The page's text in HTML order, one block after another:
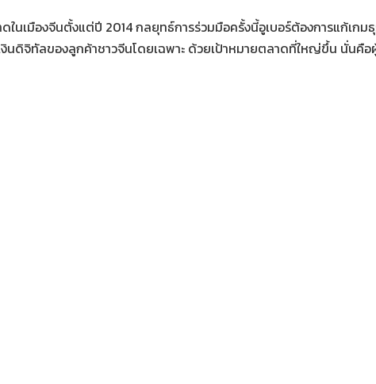
ดในเมืองจีนตั้งแต่ปี 2014 กลยุทธ์การร่วมมือครั้งนี้อูเบอร์ต้องการแก้เกม
งินดิจิทัลของลูกค้าชาวจีนโดยเฉพาะ ด้วยเป้าหมายตลาดที่ใหญ่ขึ้น นั่นคือ